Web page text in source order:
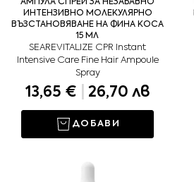
АМПУЛА СПРЕЙ ЗА НЕЗАБАВНО
ИНТЕНЗИВНО МОЛЕКУЛЯРНО
ВЪЗСТАНОВЯВАНЕ НА ФИНА КОСА
15 МЛ
SEAREVITALIZE CPR Instant
Intensive Care Fine Hair Ampoule
Spray
13,65 € 26,70 лв
ДОБАВИ